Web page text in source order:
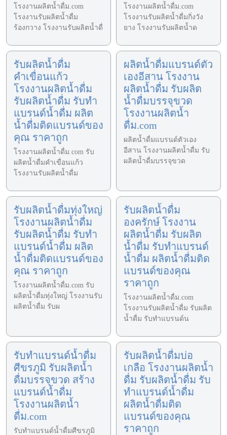
โรงงานผลิตน้ำดื่ม.com
โรงงานรับผลิตน้ำดื่ม
ร้องกวาง โรงงานรับผลิตน้ำดื่
โรงงานผลิตน้ำดื่ม.com
โรงงานรับผลิตน้ำดื่มกิ่งวัง
ยาง โรงงานรับผลิตน้ำด
รับผลิตน้ำดื่ม
คำเขื่อนแก้ว
โรงงานผลิตน้ำดื่ม
รับผลิตน้ำดื่ม รับทำ
แบรนด์น้ำดื่ม ผลิต
น้ำดื่มติดแบรนด์ของ
คุณ ราคาถูก
โรงงานผลิตน้ำดื่ม.com รับ
ผลิตน้ำดื่มคำเขื่อนแก้ว
โรงงานรับผลิตน้ำดื่ม
ผลิตน้ำดื่มแบรนด์ตัว
เองอีสาน โรงงาน
ผลิตน้ำดื่ม รับผลิต
น้ำดื่มบรรจุขวด
โรงงานผลิตน้ำ
ดื่ม.com
ผลิตน้ำดื่มแบรนด์ตัวเอง
อีสาน โรงงานผลิตน้ำดื่ม รับ
ผลิตน้ำดื่มบรรจุขวด
รับผลิตน้ำดื่มทุ่งใหญ่
โรงงานผลิตน้ำดื่ม
รับผลิตน้ำดื่ม รับทำ
แบรนด์น้ำดื่ม ผลิต
น้ำดื่มติดแบรนด์ของ
คุณ ราคาถูก
โรงงานผลิตน้ำดื่ม.com รับ
ผลิตน้ำดื่มทุ่งใหญ่ โรงงานรับ
ผลิตน้ำดื่ม รับผ
รับผลิตน้ำดื่ม
องครักษ์ โรงงาน
ผลิตน้ำดื่ม รับผลิต
น้ำดื่ม รับทำแบรนด์
น้ำดื่ม ผลิตน้ำดื่มติด
แบรนด์ของคุณ
ราคาถูก
โรงงานผลิตน้ำดื่ม.com
โรงงานรับผลิตน้ำดื่ม รับผลิต
น้ำดื่ม รับทำแบรนด์น
รับทำแบรนด์น้ำดื่ม
ศีขรภูมิ รับผลิตน้ำ
ดื่มบรรจุขวด สร้าง
แบรนด์น้ำดื่ม
โรงงานผลิตน้ำ
ดื่ม.com
รับทำแบรนด์น้ำดื่มศีขรภูมิ
รับผลิตน้ำดื่มบ่อ
เกลือ โรงงานผลิตน้ำ
ดื่ม รับผลิตน้ำดื่ม รับ
ทำแบรนด์น้ำดื่ม
ผลิตน้ำดื่มติด
แบรนด์ของคุณ
ราคาถูก